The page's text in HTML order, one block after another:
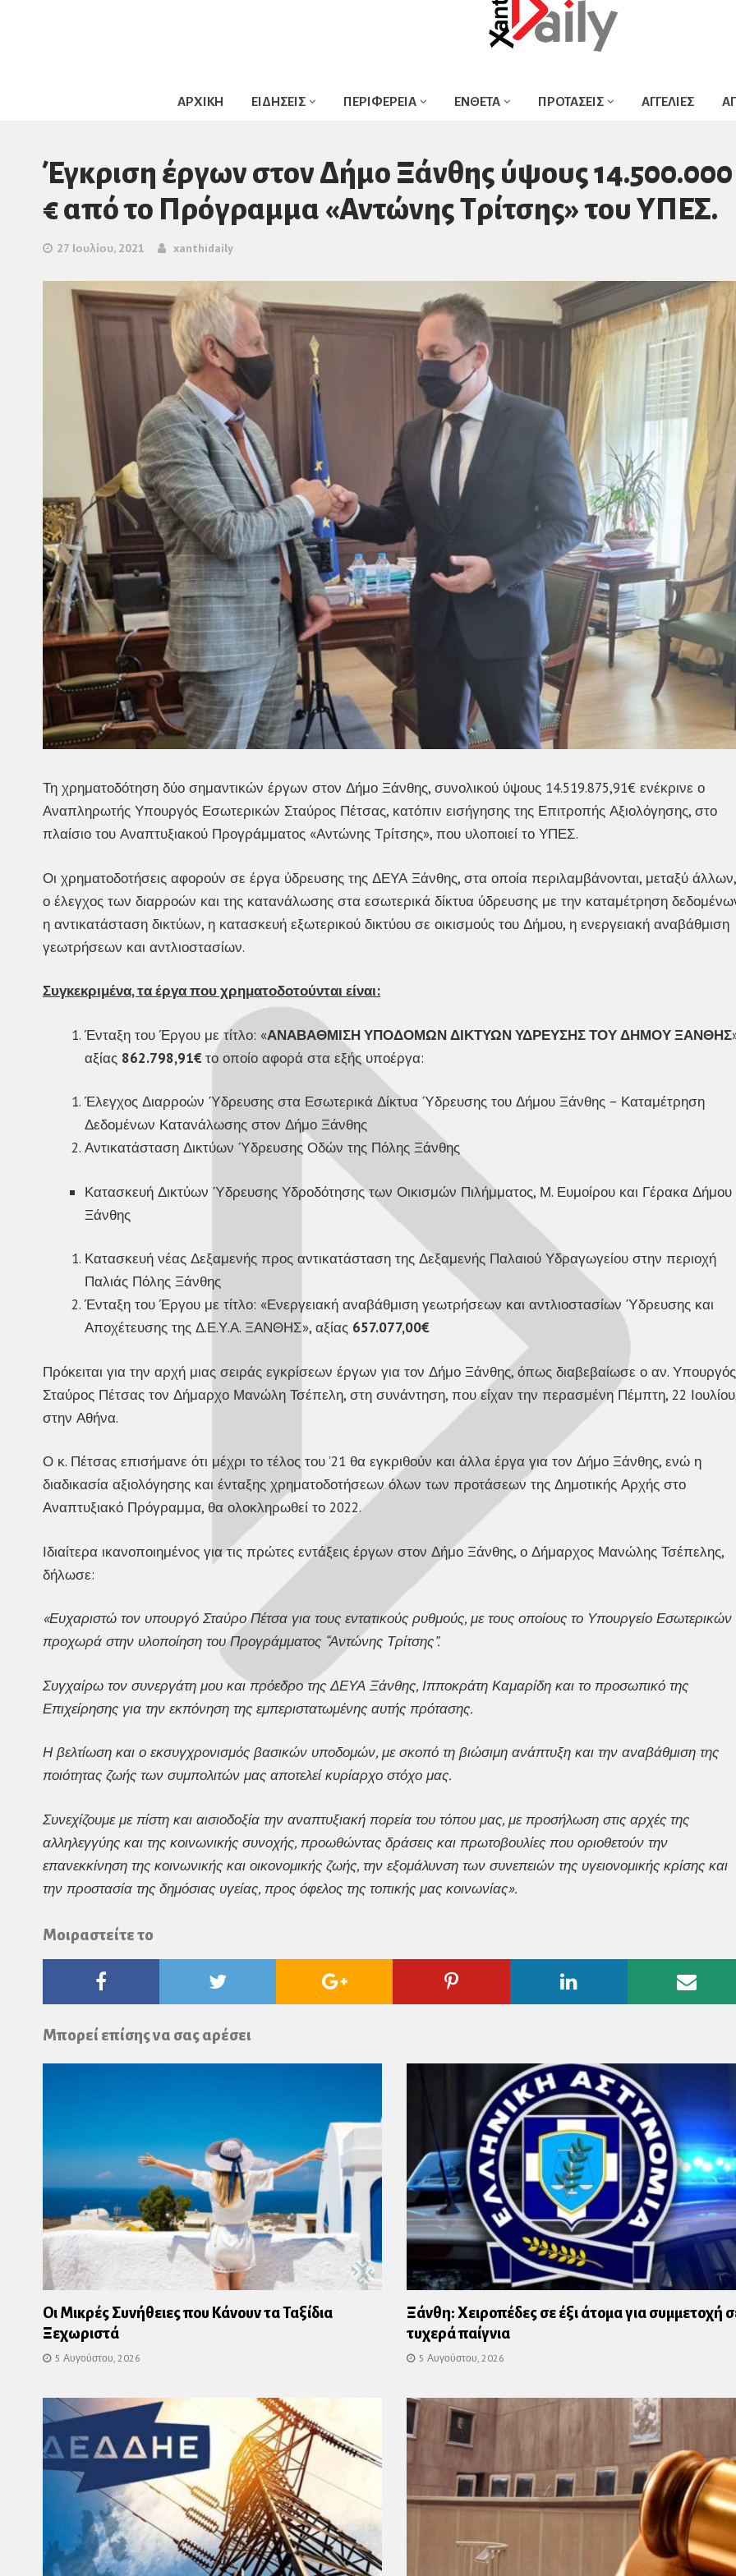
ΑΡΧΙΚΗ ΕΙΔΗΣΕΙΣ ΠΕΡΙΦΕΡΕΙΑ ΕΝΘΕΤΑ ΠΡΟΤΑΣΕΙΣ ΑΓΓΕΛΙΕΣ
Έγκριση έργων στον Δήμο Ξάνθης ύψους 14.500.000
€ από το Πρόγραμμα «Αντώνης Τρίτσης» του ΥΠΕΣ.
27 Ιουλίου, 2021 xanthidaily
Τη χρηματοδότηση δύο σημαντικών έργων στον Δήμο Ξάνθης, συνολικού ύψους 14.519.875,91€ ενέκρινε ο
Αναπληρωτής Υπουργός Εσωτερικών Σταύρος Πέτσας, κατόπιν εισήγησης της Επιτροπής Αξιολόγησης, στο
πλαίσιο του Αναπτυξιακού Προγράμματος «Αντώνης Τρίτσης», που υλοποιεί το ΥΠΕΣ.
Οι χρηματοδοτήσεις αφορούν σε έργα ύδρευσης της ΔΕΥΑ Ξάνθης, στα οποία περιλαμβάνονται, μεταξύ άλλων,
ο έλεγχος των διαρροών και της κατανάλωσης στα εσωτερικά δίκτυα ύδρευσης με την καταμέτρηση
η αντικατάσταση δικτύων, η κατασκευή εξωτερικού δικτύου σε οικισμούς του Δήμου, η ενεργειακή αναβάθμιση
γεωτρήσεων και αντλιοστασίων.
Συγκεκριμένα, τα έργα που χρηματοδοτούνται είναι:
Ένταξη του Έργου με τίτλο: «ΑΝΑΒΑΘΜΙΣΗ ΥΠΟΔΟΜΩΝ ΔΙΚΤΥΩΝ ΥΔΡΕΥΣΗΣ ΤΟΥ ΔΗΜΟΥ ΞΑΝΘΗΣ
αξίας 862.798,91€το οποίο αφορά στα εξής υποέργα:
Έλεγχος Διαρροών Ύδρευσης στα Εσωτερικά Δίκτυα Ύδρευσης του Δήμου Ξάνθης – Καταμέτρηση
Δεδομένων Κατανάλωσης στον Δήμο Ξάνθης
Αντικατάσταση Δικτύων Ύδρευσης Οδών της Πόλης Ξάνθης
Κατασκευή Δικτύων Ύδρευσης Υδροδότησης των Οικισμών Πιλήμματος, Μ. Ευμοίρου και Γέρακα Δήμου
Ξάνθης
Κατασκευή νέας Δεξαμενής προς αντικατάσταση της Δεξαμενής Παλαιού Υδραγωγείου στην περιοχή
Παλιάς Πόλης Ξάνθης
Ένταξη του Έργου με τίτλο: «Ενεργειακή αναβάθμιση γεωτρήσεων και αντλιοστασίων Ύδρευσης και
Αποχέτευσης της Δ.Ε.Υ.Α. ΞΑΝΘΗΣ», αξίας 657.077,00€
Πρόκειται για την αρχή μιας σειράς εγκρίσεων έργων για τον Δήμο Ξάνθης, όπως διαβεβαίωσε ο αν. Υπουργός
Σταύρος Πέτσας τον Δήμαρχο Μανώλη Τσέπελη, στη συνάντηση, που είχαν την περασμένη Πέμπτη, 22
στην Αθήνα.
Ο κ. Πέτσας επισήμανε ότι μέχρι το τέλος του ’21 θα εγκριθούν και άλλα έργα για τον Δήμο Ξάνθης, ενώ η
διαδικασία αξιολόγησης και ένταξης χρηματοδοτήσεων όλων των προτάσεων της Δημοτικής Αρχής στο
Αναπτυξιακό Πρόγραμμα, θα ολοκληρωθεί το 2022.
Ιδιαίτερα ικανοποιημένος για τις πρώτες εντάξεις έργων στον Δήμο Ξάνθης, ο Δήμαρχος Μανώλης Τσέπελης,
δήλωσε:
«Ευχαριστώ τον υπουργό Σταύρο Πέτσα για τους εντατικούς ρυθμούς, με τους οποίους το Υπουργείο Εσωτερικών
προχωρά στην υλοποίηση του Προγράμματος “Αντώνης Τρίτσης”.
Συγχαίρω τον συνεργάτη μου και πρόεδρο της ΔΕΥΑ Ξάνθης, Ιπποκράτη Καμαρίδη και το προσωπικό της
Επιχείρησης για την εκπόνηση της εμπεριστατωμένης αυτής πρότασης.
Η βελτίωση και ο εκσυγχρονισμός βασικών υποδομών, με σκοπό τη βιώσιμη ανάπτυξη και την αναβάθμιση της
ποιότητας ζωής των συμπολιτών μας αποτελεί κυρίαρχο στόχο μας.
Συνεχίζουμε με πίστη και αισιοδοξία την αναπτυξιακή πορεία του τόπου μας, με προσήλωση στις αρχές της
αλληλεγγύης και της κοινωνικής συνοχής, προωθώντας δράσεις και πρωτοβουλίες που οριοθετούν την
επανεκκίνηση της κοινωνικής και οικονομικής ζωής, την εξομάλυνση των συνεπειών της υγειονομικής κρίσης και
την προστασία της δημόσιας υγείας, προς όφελος της τοπικής μας κοινωνίας».
Μοιραστείτε το
Twitter
Google
Pinterest Linkedin
Μπορεί επίσης να σας αρέσει
Οι Μικρές Συνήθειες που Κάνουν τα Ταξίδια
Ξεχωριστά
5 Αυγούστου, 2026
Ξάνθη: Χειροπέδες σε έξι άτομα για συμμετοχή
τυχερά παίγνια
5 Αυγούστου, 2026